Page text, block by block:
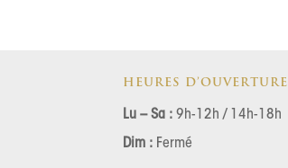
HEURES D’OUVERTURE
Lu – Sa : 9h-12h / 14h-18h
Dim : Fermé